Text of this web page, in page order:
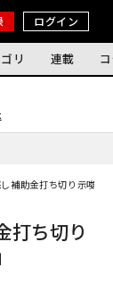
ログイン
リ 連載
補助金打ち切り示唆、
打ち切り